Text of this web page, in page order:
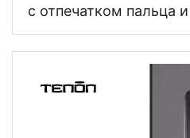
с отпечатком пальца
K7